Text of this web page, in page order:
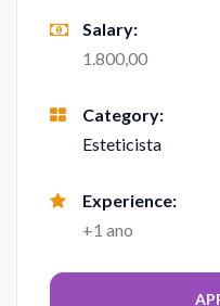
Salary:
1.800,00
Category:
Esteticista
Experience:
+1 ano